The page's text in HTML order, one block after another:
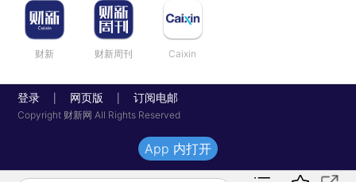
财新 财新周刊 Caixin
登录 网页版 订阅电邮
Copyright 财新网 All Rights Reserved
App 内打开